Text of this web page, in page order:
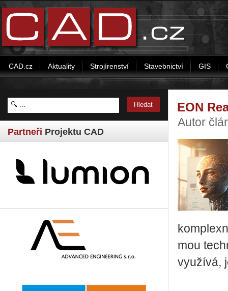
CAD.cz Aktuality Strojírenství Stavebnictví GIS
Partneři Projektu CAD
EON
Autor
mou
vy­u­ží­vá,